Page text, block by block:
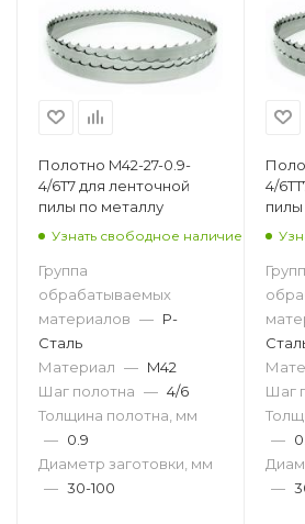
Полотно M42-27-0.9-
4/6T7 для ленточной
пилы по металлу
Узнать свободное наличие
Группа
обрабатываемых
материалов — P-
Сталь
Материал — M42
Шаг полотна — 4/6
Толщина полотна, мм
— 0.9
Диаметр заготовки, мм
— 30-100
4/
Шаг
—
—